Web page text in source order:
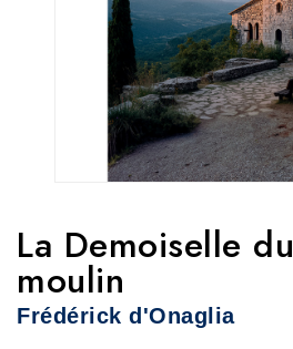
La Demoiselle du
moulin
Frédérick d'Onaglia